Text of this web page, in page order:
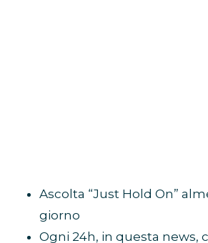
Ascolta “Just Hold On”
giorno
Ogni 24h, in questa news,